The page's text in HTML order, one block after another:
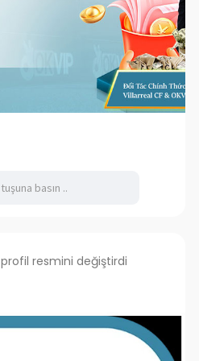
profil resmini değiştirdi